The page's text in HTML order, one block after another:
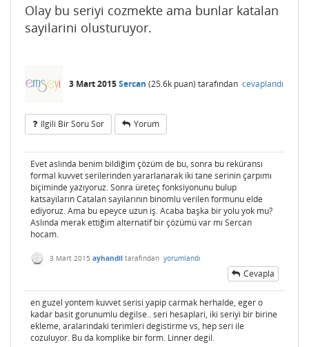
Olay bu seriyi cozmekte ama bunlar katalan
sayilarini olusturuyor.
3 Mart 2015Sercan (25.6k puan) tarafından cevaplandı
Ilgili Bir Soru Sor Yorum
Evet aslında benim bildiğim çözüm de bu, sonra bu reküransı
formal kuvvet serilerinden yararlanarak iki tane serinin çarpımı
biçiminde yazıyoruz. Sonra üreteç fonksiyonunu bulup
katsayıların Catalan sayılarının binomlu verilen formunu elde
ediyoruz. Ama bu epeyce uzun iş. Acaba başka bir yolu yok mu?
Aslında merak ettiğim alternatif bir çözümü var mı Sercan
hocam.
3 Mart 2015 ayhandil tarafından yorumlandı
Cevapla
en guzel yontem kuvvet serisi yapip carmak herhalde, eger o
kadar basit gorunumlu degilse.. seri hesaplari, iki seriyi bir birine
ekleme, aralarindaki terimleri degistirme vs, hep seri ile
cozuluyor. Bu da komplike bir form. Linner degil.